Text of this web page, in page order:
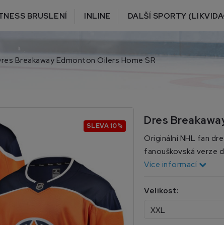
BRUSLENÍ INLINE DALŠÍ SPORTY
Breakaway Edmonton Oilers Home SR
SLEVA 10% Dres
Originální NHL fan
fanouškovská verze
Více informací
Velikost: